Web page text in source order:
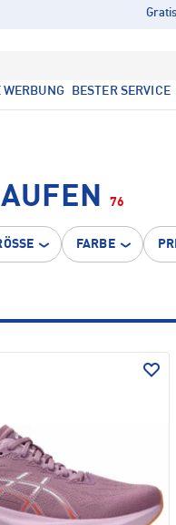
BESTER SERVICE
76
FARBE